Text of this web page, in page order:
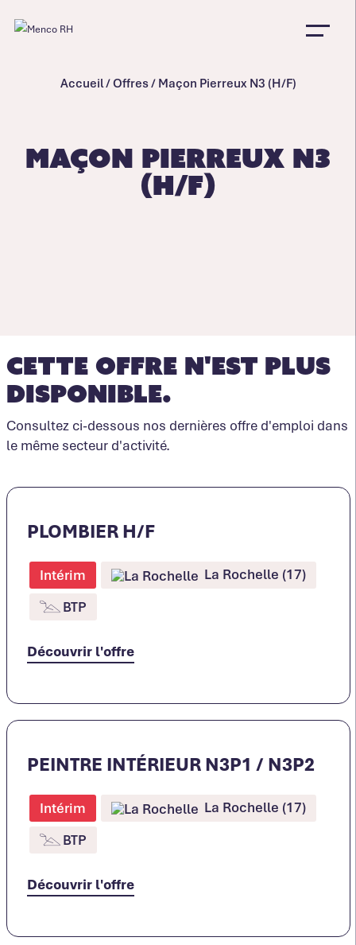
Accueil/Offres/ Maçon Pierreux N3 (H/F)
Maçon Pierreux N3
(H/F)
Cette offre n'est plus
disponible.
Consultez ci-dessous nos dernières offre d'emploi dans
le même secteur d'activité.
PLOMBIER H/F
Intérim
La Rochelle (17)
BTP
Découvrir l'offre
PEINTRE INTÉRIEUR N3P1 / N3P2
Intérim
La Rochelle (17)
BTP
Découvrir l'offre